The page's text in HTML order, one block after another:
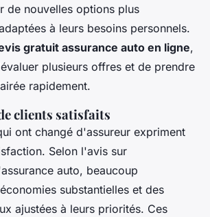
de nouvelles options plus
à leurs besoins personnels.
gratuit assurance auto en ligne,
plusieurs offres et de prendre
rapidement.
clients satisfaits
ont changé d'assureur expriment
Selon l'avis sur
auto, beaucoup
substantielles et des
ajustées à leurs priorités. Ces